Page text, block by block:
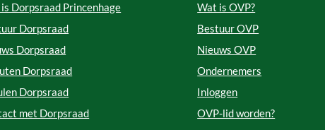
Dorpsraad Princenhage
Dorpsraad
Dorpsraad
Dorpsraad
Dorpsraad
met Dorpsraad
Wat is OVP?
Bestuur OVP
Nieuws OVP
Ondernemers
Inloggen
OVP-lid worden?